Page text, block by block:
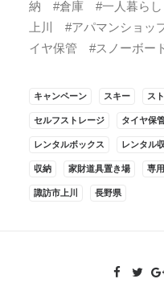
納 #倉庫 #一人暮ら
上川 #アパマンショ
イヤ保管 #スノーボー
キャンペーン スキー ス
セルフストレージ タイヤ保
レンタルボックス レンタル
収納 家財道具置き場 専
諏訪市上川 長野県